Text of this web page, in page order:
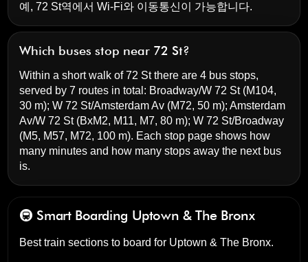
예, 72 St역에서 Wi‑Fi와 이동통신이 가능합니다.
Which buses stop near 72 St?
Within a short walk of 72 St there are 4 bus stops,
served by 7 routes in total: Broadway/W 72 St(M104,
30 m);W 72 St/Amsterdam Av (M72, 50 m);Amsterdam
Av/W 72 St(BxM2, M11, M7, 80 m);W 72 St/Broadway
(M5, M57, M72, 100 m). Each stop page shows how
many minutes and how many stops away the next bus
is.
🚇 Smart Boarding Uptown & The Bronx
Best train sections to board for Uptown & The Bronx.